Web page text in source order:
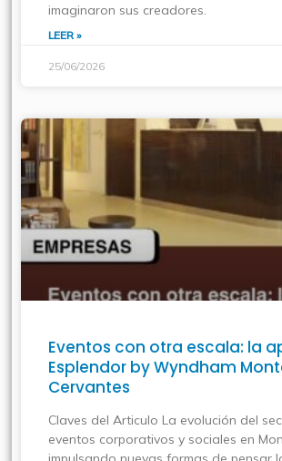
imaginaron sus creadores.
LEER »
25/06/2026
Eventos con otra escala: la
Esplendor by Wyndham
Cervantes
Claves del Articulo La evolución del
eventos corporativos y sociales en